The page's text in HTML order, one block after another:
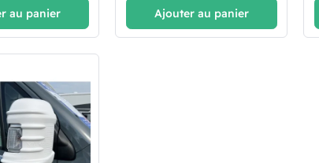
au panier Ajouter au panier